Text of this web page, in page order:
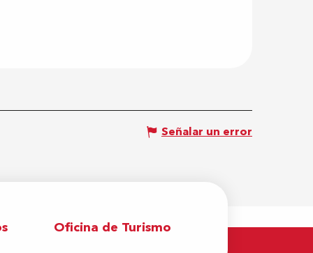
Señalar un error
Oficina de Turismo